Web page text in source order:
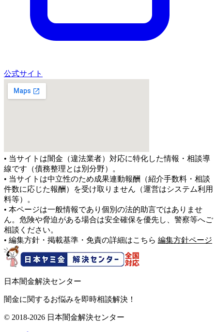
公式サイト
• 当サイトは闇金（違法業者）対応に特化した情報・相談導
線です（債務整理とは別分野）。
• 当サイトは中立性のため成果連動報酬（紹介手数料・相談
件数に応じた報酬）を受け取りません（運営はシステム利用
料等）。
• 本ページは一般情報であり個別の法的助言ではありませ
ん。危険や脅迫がある場合は安全確保を優先し、警察等へご
相談ください。
• 編集方針・掲載基準・免責の詳細はこちら 編集方針ページ
日本闇金解決センター
闇金に関するお悩みを即時相談解決！
© 2018-2026 日本闇金解決センター